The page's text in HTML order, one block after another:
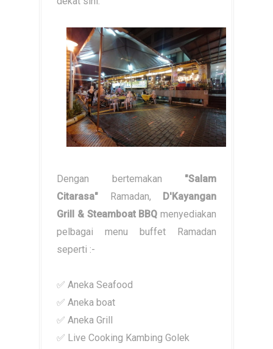
Dengan bertemakan "Salam
Citarasa" Ramadan, D'Kayangan
Grill & Steamboat BBQ menyediakan
pelbagai menu buffet Ramadan
seperti :-
✅ Aneka Seafood
✅ Aneka boat
✅ Aneka Grill
✅ Live Cooking Kambing Golek